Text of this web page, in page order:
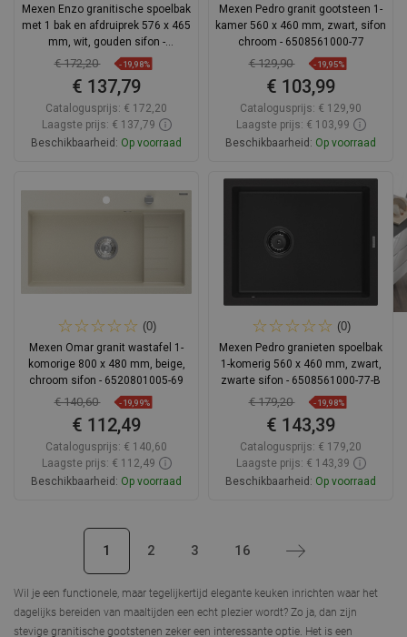
Mexen Enzo granitische spoelbak
met 1 bak en afdruiprek 576 x 465
mm, wit, gouden sifon -
6506571005-20-G
€ 172,20 -19,98%
€ 137,79
Catalogusprijs: € 172,20
Laagste prijs: € 137,79
Beschikbaarheid: Op voorraad
favorite_border Favoriet
Mexen Pedro granit gootsteen 1-
kamer 560 x 460 mm, zwart, sifon
chroom - 6508561000-77
€ 129,90 -19,95%
€ 103,99
Catalogusprijs: € 129,90
Laagste prijs: € 103,99
Beschikbaarheid: Op voorraad
In winkelwagen
(0)
Mexen Omar granit wastafel 1-
komorige 800 x 480 mm, beige,
chroom sifon - 6520801005-69
€ 140,60 -19,99%
€ 112,49
Catalogusprijs: € 140,60
Laagste prijs: € 112,49
Beschikbaarheid: Op voorraad
Favoriet
(0)
Mexen Pedro granieten spoelbak
1-komerig 560 x 460 mm, zwart,
zwarte sifon - 6508561000-77-B
€ 179,20 -19,98%
€ 143,39
Catalogusprijs: € 179,20
Laagste prijs: € 143,39
Beschikbaarheid: Op voorraad
Vergelijk
1 2 3 16 Volgende
Wil je een functionele, maar tegelijkertijd elegante keuken inrichten waar het
dagelijks bereiden van maaltijden een echt plezier wordt? Zo ja, dan zijn
stevige granitische gootstenen zeker een interessante optie. Het is een